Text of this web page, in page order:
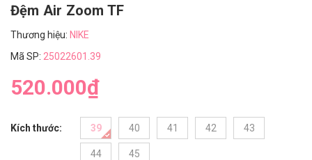
Đệm Air Zoom TF
Thương hiệu: NIKE
Mã SP: 25022601.39
520.000₫
Kích thước: 39 40 41 42 43
44 45